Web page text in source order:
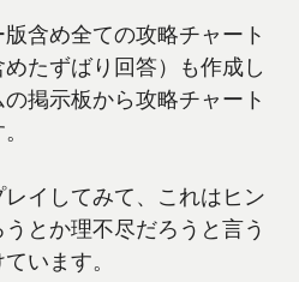
含め全ての攻略チャート
めたずばり回答）も作成し
掲示板から攻略チャート
イしてみて、これはヒン
とか理不尽だろうと言う
います。